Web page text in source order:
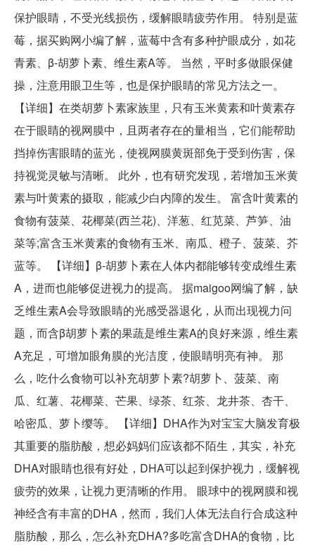
保护眼睛，不受光线损伤，缓解眼睛疲劳作用。 特别是蓝
莓，据买购网小编了解，蓝莓中含有多种护眼成分，如花
青素、β-胡萝卜素、维生素A等。 当然，平时多做眼保健
操，注意用眼卫生等，也是保护眼睛的常见方法之一。
【详细】在类胡萝卜素家族里，只有玉米黄素和叶黄素存
在于眼睛的视网膜中，且两者存在的量相当，它们能帮助
挡掉伤害眼睛的蓝光，使视网膜黄斑部免于受到伤害，保
持视觉灵敏与清晰。 此外，也有研究发现，若增加玉米黄
素与叶黄素的摄取，能减少白内障的发生。 富含叶黄素的
食物有菠菜、花椰菜(西兰花)、洋葱、红苋菜、芦笋、油
菜等;富含玉米黄素的食物有玉米、南瓜、橙子、菠菜、芥
蓝等。 【详细】β-胡萝卜素在人体内都能够转变成维生素
A，进而也能够促进视力的提高。 据maigoo网编了解，缺
乏维生素A会导致眼睛的光感受器退化，从而出现视力问
题，而含β胡萝卜素的果蔬是维生素A的良好来源，维生素
A充足，可增加眼角膜的光洁度，使眼睛明亮有神。 那
么，吃什么食物可以补充胡萝卜素?胡萝卜、菠菜、南
瓜、红薯、花椰菜、芒果、绿茶、红茶、龙井茶、杏干、
哈密瓜、萝卜缨等。 【详细】DHA作为对宝宝大脑发育极
其重要的脂肪酸，想必妈妈们应该都不陌生，其实，补充
DHA对眼睛也很有好处，DHA可以起到保护视力，缓解视
疲劳的效果，让视力更清晰的作用。 眼球中的视网膜和视
神经含有丰富的DHA，然而，我们人体无法自行合成这种
脂肪酸，那么，怎么补充DHA?多吃富含DHA的食物，比